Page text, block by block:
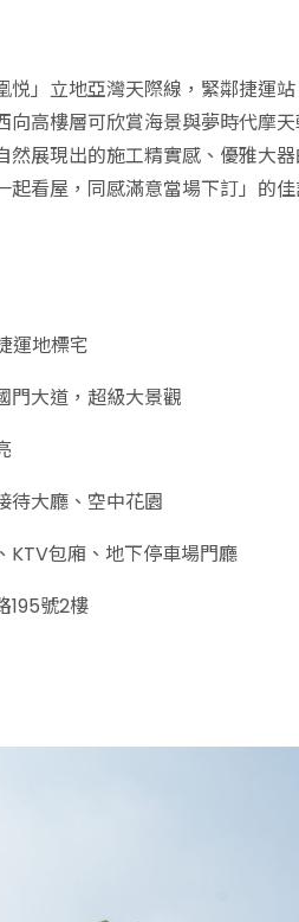
悦」立地亞灣天際線，緊鄰捷
向高樓層可欣賞海景與夢時代摩
展現出的施工精實感、優雅大
看屋，同感滿意當場下訂」的佳
運地標宅
大道，超級大景觀
待大廳、空中花園
包廂、地下停車場門廳
195號2樓